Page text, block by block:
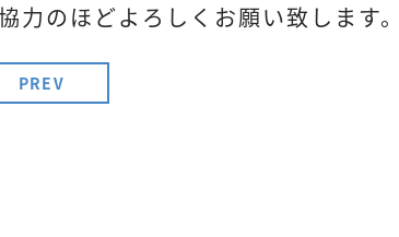
力のほどよろしくお願い致します。
PREV